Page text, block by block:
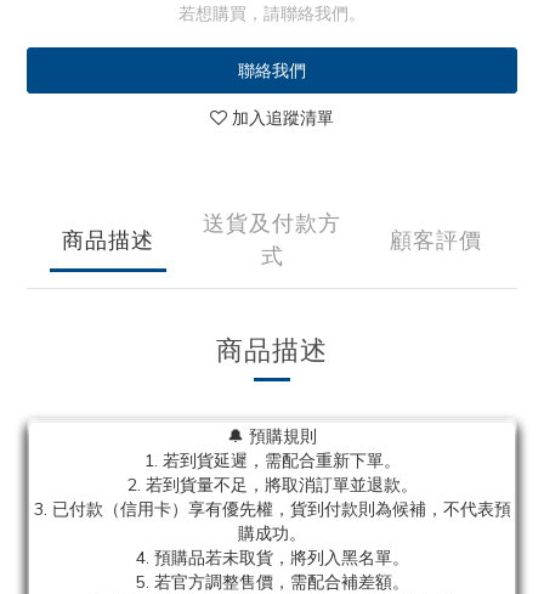
若想購買，請聯絡我們。
聯絡我們
加入追蹤清單
商品描述
送貨及付款方
式
顧客評價
商品描述
🔔 預購規則
1. 若到貨延遲，需配合重新下單。
2. 若到貨量不足，將取消訂單並退款。
3. 已付款（信用卡）享有優先權，貨到付款則為候補，不代表預
購成功。
4. 預購品若未取貨，將列入黑名單。
5. 若官方調整售價，需配合補差額。